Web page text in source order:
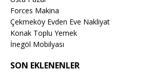
Forces Makina
Çekmeköy Evden Eve Nakliyat
Konak Toplu Yemek
İnegöl Mobilyası
SON EKLENENLER